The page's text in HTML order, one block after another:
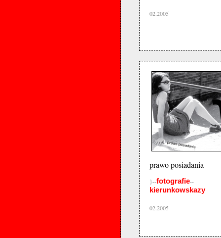
02.2005
prawo posiadania
}--fotografie--
kierunkowskazy
02.2005